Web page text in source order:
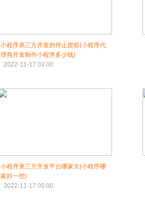
小程序弟三方开发的停止授权(小程序代
理商开发制作小程序多少钱)
2022-11-17 03:00
小程序第三方开发平台哪家大(小程序哪
家好一些)
2022-11-17 05:00